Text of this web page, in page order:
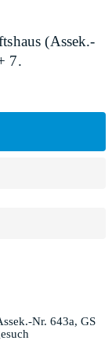
(Assek.-
7.
Nr. 643a, GS